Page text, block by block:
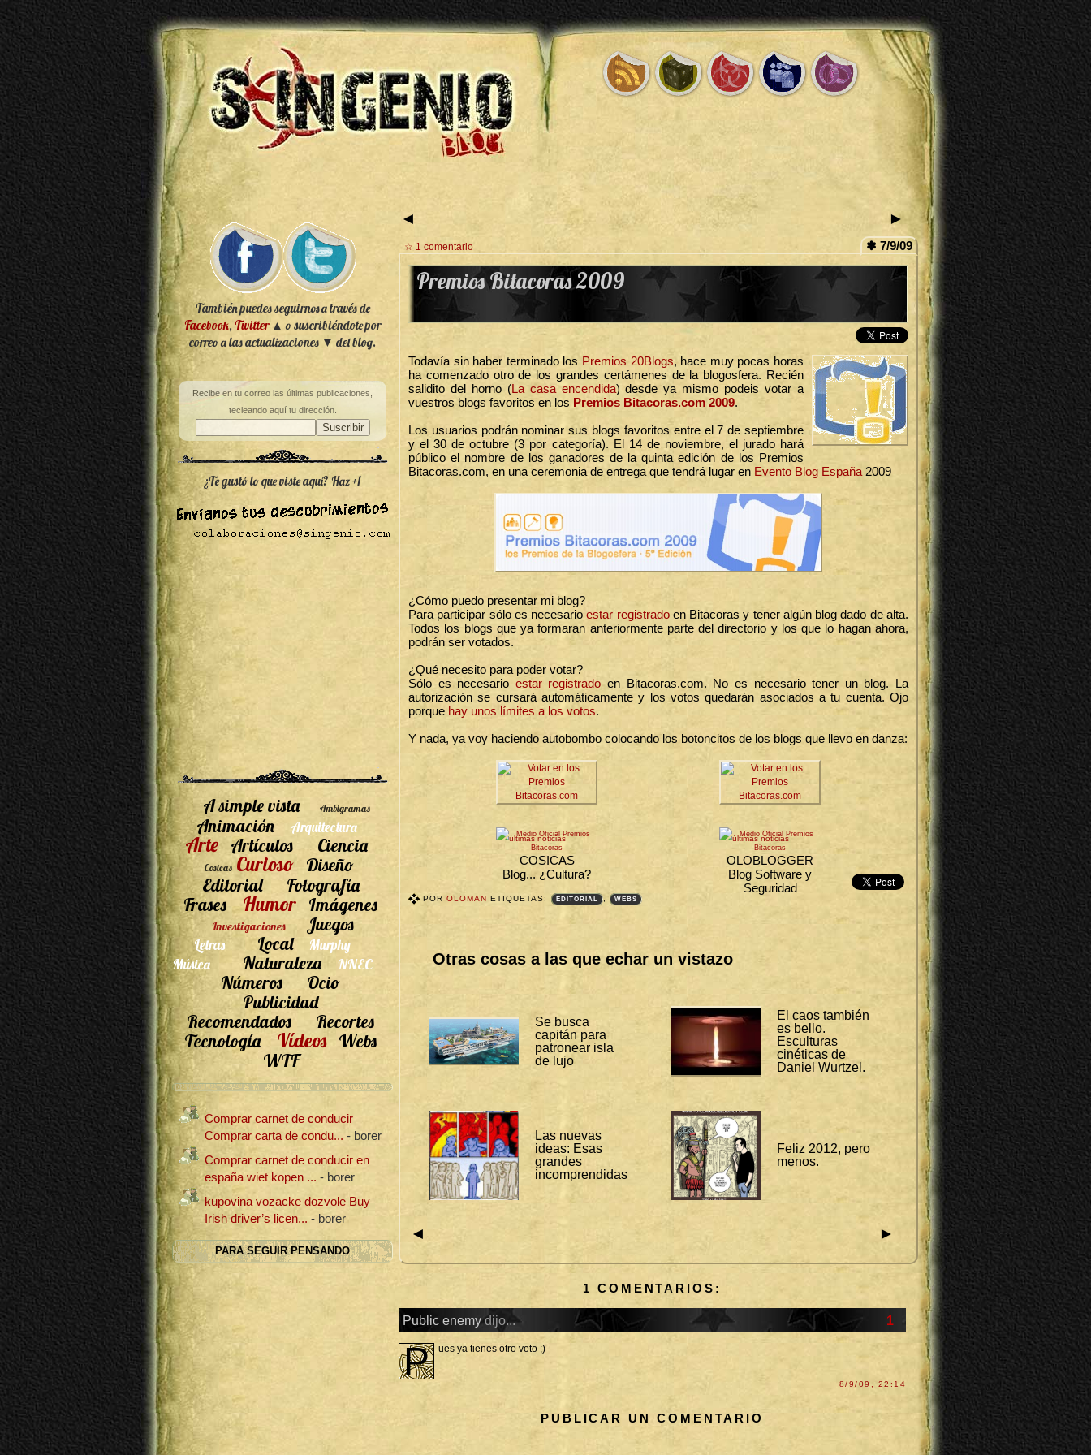
◄ ►
✽ 7/9/09
☆ 1 comentario
Premios Bitacoras 2009
Todavía sin haber terminado los Premios 20Blogs, hace muy pocas horas
ha comenzado otro de los grandes certámenes de la blogosfera. Recién
salidito del horno (La casa encendida) desde ya mismo podeis votar a
vuestros blogs favoritos en los Premios Bitacoras.com 2009.
Los usuarios podrán nominar sus blogs favoritos entre el 7 de septiembre
y el 30 de octubre (3 por categoría). El 14 de noviembre, el jurado hará
público el nombre de los ganadores de la quinta edición de los Premios
Bitacoras.com, en una ceremonia de entrega que tendrá lugar en Evento Blog España 2009
¿Cómo puedo presentar mi blog?
Para participar sólo es necesarioestar registradoen Bitacoras y tener algún blog dado de alta.
Todos los blogs que ya formaran anteriormente parte del directorio y los que lo hagan ahora,
podrán ser votados.
¿Qué necesito para poder votar?
Sólo es necesario estar registradoen Bitacoras.com. No es necesario tener un blog. La
autorización se cursará automáticamente y los votos quedarán asociados a tu cuenta. Ojo
porque hay unos límites a los votos.
Y nada, ya voy haciendo autobombo colocando los botoncitos de los blogs que llevo en danza:
últimas noticias
COSICAS
Blog... ¿Cultura?
últimas noticias
OLOBLOGGER
Blog Software y
Seguridad
POROLOMAN ETIQUETAS: EDITORIAL , WEBS
Otras cosas a las que echar un vistazo
Se busca
capitán para
patronear isla
de lujo
El caos también
es bello.
Esculturas
cinéticas de
Daniel Wurtzel.
Las nuevas
ideas: Esas
grandes
incomprendidas
Feliz 2012, pero
menos.
◄ ►
1 COMENTARIOS:
Public enemydijo... 1
P ues ya tienes otro voto ;)
8/9/09, 22:14
PUBLICAR UN COMENTARIO
También puedes seguirnos a través de
Facebook,Twitter▲ o suscribiéndote por
correo a las actualizaciones ▼ del blog.
Recibe en tu correo las últimas publicaciones,
tecleando aquí tu dirección.
¿Te gustó lo que viste aquí? Haz +1
A simple vista Ambigramas
Animación Arquitectura
Arte Artículos Ciencia
Cosicas Curioso
Diseño
Editorial
Fotografía
Frases
Humor Imágenes
Investigaciones Juegos
Letras Local
Murphy
Música
Naturaleza NNEC
Números
Ocio
Publicidad
Recomendados
Recortes
Tecnología
Vídeos Webs
WTF
Comprar carnet de conducir
Comprar carta de condu... - borer
Comprar carnet de conducir en
españa wiet kopen ... - borer
kupovina vozacke dozvole Buy
Irish driver’s licen... - borer
PARA SEGUIR PENSANDO